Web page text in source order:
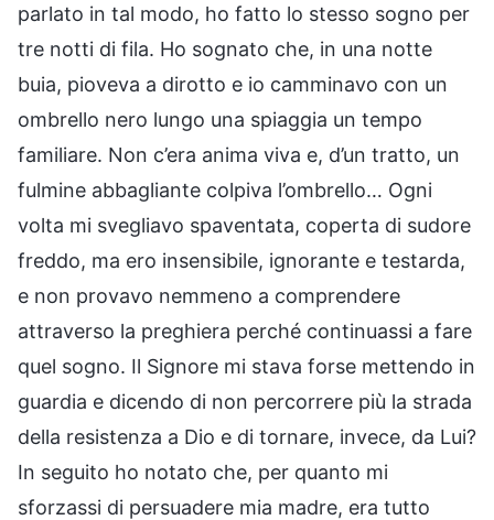
parlato in tal modo, ho fatto lo stesso sogno per
tre notti di fila. Ho sognato che, in una notte
buia, pioveva a dirotto e io camminavo con un
ombrello nero lungo una spiaggia un tempo
familiare. Non c’era anima viva e, d’un tratto, un
fulmine abbagliante colpiva l’ombrello… Ogni
volta mi svegliavo spaventata, coperta di sudore
freddo, ma ero insensibile, ignorante e testarda,
e non provavo nemmeno a comprendere
attraverso la preghiera perché continuassi a fare
quel sogno. Il Signore mi stava forse mettendo in
guardia e dicendo di non percorrere più la strada
della resistenza a Dio e di tornare, invece, da Lui?
In seguito ho notato che, per quanto mi
sforzassi di persuadere mia madre, era tutto